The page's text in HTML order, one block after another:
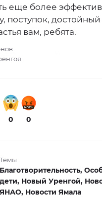
еще более
поступок, достойный
вам, ребята.
0 0
Темы
Благотворительность,
дети, Новый Уренгой,
ЯНАО, Новости Ямала